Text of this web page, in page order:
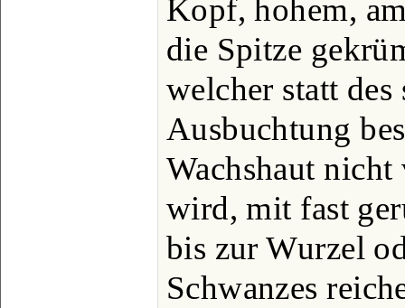
Kopf, hohem,
die Spitze
welcher statt
Ausbuchtung
Wachshaut
wird, mit fast
bis zur Wurzel
Schwanzes